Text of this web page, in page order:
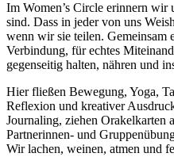
Im Women’s Circle erinnern wir
sind. Dass in jeder von uns
wenn wir sie teilen. Gemeinsam
Verbindung, für echtes
gegenseitig halten, nähren und
Hier fließen Bewegung, Yoga,
Reflexion und kreativer
Journaling, ziehen Orakelkarten
Partnerinnen- und
Wir lachen, weinen, atmen und